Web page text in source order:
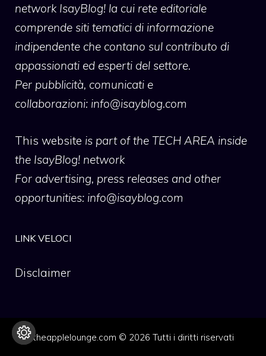
network IsayBlog! la cui rete editoriale
comprende siti tematici di informazione
indipendente che contano sul contributo di
appassionati ed esperti del settore.
Per pubblicità, comunicati e
collaborazioni: info@isayblog.com
This website is part of the TECH AREA inside
the IsayBlog! network
For advertising, press releases and other
opportunities: info@isayblog.com
LINK VELOCI
Disclaimer
theapplelounge.com © 2026 Tutti i diritti riservati